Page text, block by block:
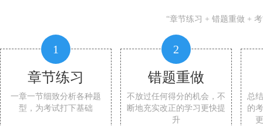
“章节练习 + 错题重做 +
1
章节练习
一章一节细致分析各种题
型，为考试打下基础
2
错题重做
不放过任何得分的机会，不
断地充实改正的学习更快提
升
总
的